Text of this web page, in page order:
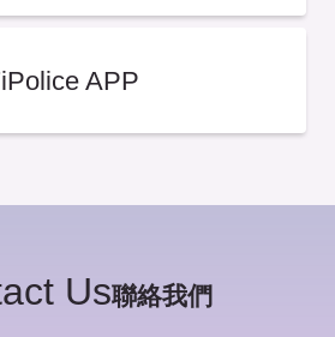
APP
Us聯絡我們